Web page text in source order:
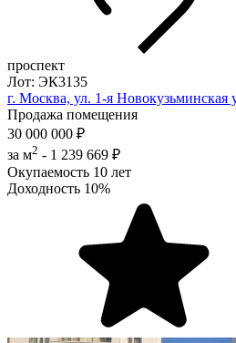
проспект
Лот: ЭК3135
г. Москва, ул. 1-я Новокузьминская
Продажа помещения
30 000 000 ₽
за м2 - 1 239 669 ₽
Окупаемость 10 лет
Доходность 10%